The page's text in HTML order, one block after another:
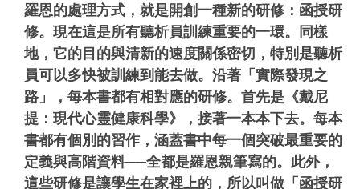
羅恩的處理方式，就是開創一種新的研修：函授研
修。 現在這是所有聽析員訓練重要的一環。同樣
地，它的目的與清新的速度關係密切，特別是聽析
員可以多快被訓練到能去做。 沿著「實際發現之
路」，每本書都有相對應的研修。首先是《戴尼
提：現代心靈健康科學》，接著一本本下去。每本
書都有個別的習作，涵蓋書中每一個突破最重要的
定義與高階資料──全都是羅恩親筆寫的。此外，
這些研修是讓學生在家裡上的，所以叫做「函授研